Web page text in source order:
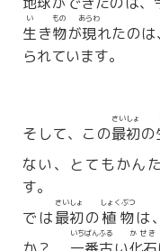
生
い
き物
もの
が現
あらわ
れたの
られています。
そして、この最初
さいしょ
の
ない、とてもかん
す。
では最初
さいしょ
の植物
しょくぶつ
は
いちばんふる かせき